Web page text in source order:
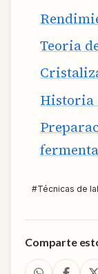
Teoria
Historia
#Técnicas de
Comparte